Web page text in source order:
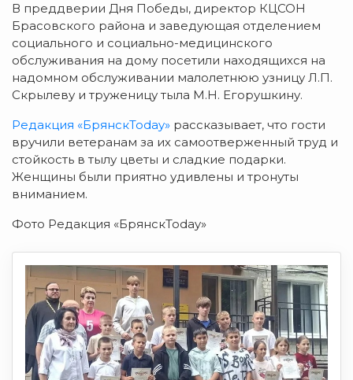
В преддверии Дня Победы, директор КЦСОН
Брасовского района и заведующая отделением
социального и социально-медицинского
обслуживания на дому посетили находящихся на
надомном обслуживании малолетнюю узницу Л.П.
Скрылеву и труженицу тыла М.Н. Егорушкину.
Редакция «БрянскToday» рассказывает, что гости
вручили ветеранам за их самоотверженный труд и
стойкость в тылу цветы и сладкие подарки.
Женщины были приятно удивлены и тронуты
вниманием.
Фото Редакция «БрянскToday»